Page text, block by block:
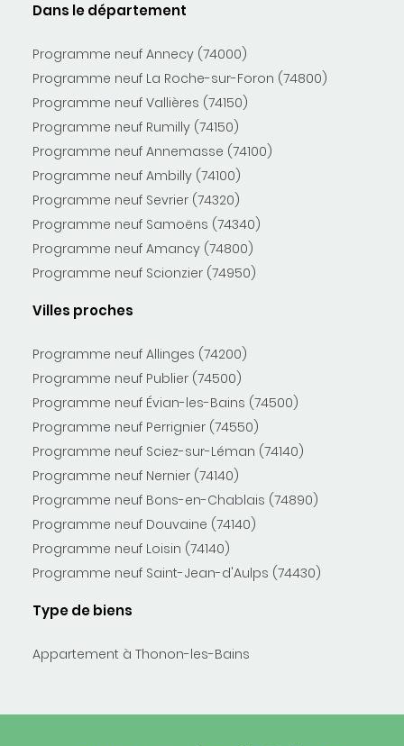
Dans le département
Programme neuf Annecy (74000)
Programme neuf La Roche-sur-Foron (74800)
Programme neuf Vallières (74150)
Programme neuf Rumilly (74150)
Programme neuf Annemasse (74100)
Programme neuf Ambilly (74100)
Programme neuf Sevrier (74320)
Programme neuf Samoëns (74340)
Programme neuf Amancy (74800)
Programme neuf Scionzier (74950)
Villes proches
Programme neuf Allinges (74200)
Programme neuf Publier (74500)
Programme neuf Évian-les-Bains (74500)
Programme neuf Perrignier (74550)
Programme neuf Sciez-sur-Léman (74140)
Programme neuf Nernier (74140)
Programme neuf Bons-en-Chablais (74890)
Programme neuf Douvaine (74140)
Programme neuf Loisin (74140)
Programme neuf Saint-Jean-d'Aulps (74430)
Type de biens
Appartement à Thonon-les-Bains